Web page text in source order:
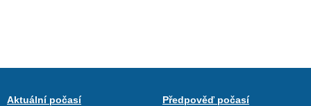
Aktuální počasí
Předpověď počasí